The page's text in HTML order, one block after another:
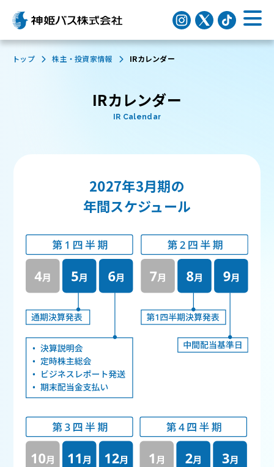
トップ 株主・投資家情報 IRカレンダー
IRカレンダー
IR Calendar
2027年3月期の
年間スケジュール